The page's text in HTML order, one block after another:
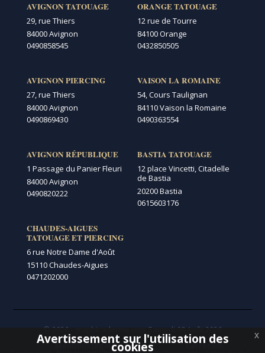
AVIGNON TATOUAGE
29, rue Thiers
84000 Avignon
0490858545
AVIGNON PIERCING
27, rue Thiers
84000 Avignon
0490869430
AVIGNON RÉPUBLIQUE
1 Passage du Panier Fleuri
84000 Avignon
0490820222
CHAUDES-AIGUES
TATOUAGE ET PIERCING
6 rue Notre Dame d'Août
15110 Chaudes-Aigues
0471202000
ORANGE TATOUAGE
12 rue de Tourre
84100 Orange
0432850505
VAISON LA ROMAINE
54, Cours Taulignan
84110 Vaison la Romaine
0490363554
BASTIA TATOUAGE
12 place Vincetti, Citadelle
de Bastia
20200 Bastia
0615603176
© 2026 - graphicaderme.com Samedi 08 Août 2026
Menu secondaireMentions légales Carrécom
Avertissement sur l'utilisation des
cookies
x